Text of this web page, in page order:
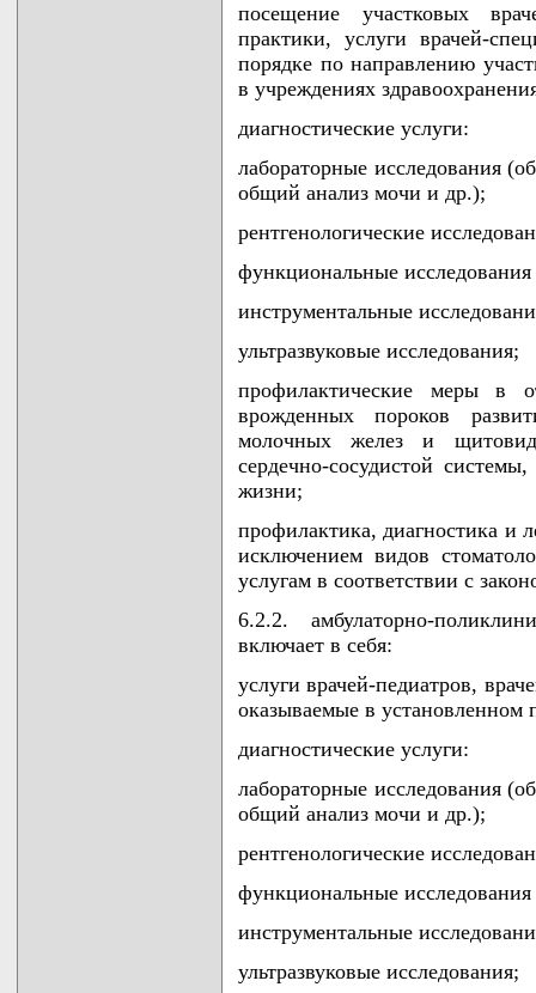
посещение участковых
практики, услуги врачей-
порядке по направлению
в учреждениях
диагностические услуги:
лабораторные исследования
общий анализ мочи и др.);
рентгенологические
функциональные
инструментальные
ультразвуковые исследования;
профилактические меры в
врожденных пороков
молочных желез и
сердечно-сосудистой
жизни;
профилактика, диагностика и
исключением видов
услугам в соответствии с
6.2.2. амбулаторно-
включает в себя:
услуги врачей-педиатров,
оказываемые в установленном
диагностические услуги:
лабораторные исследования
общий анализ мочи и др.);
рентгенологические
функциональные
инструментальные
ультразвуковые исследования;